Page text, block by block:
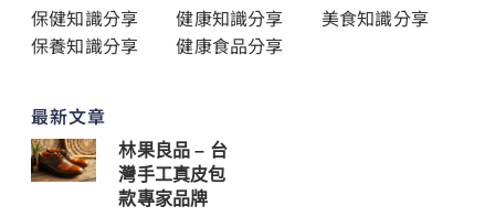
保健知識分享 健康知識分享
美食知識分享
保養知識分享
健康食品分享
最新文章
林果良品 – 台
灣手工真皮包
款專家品牌